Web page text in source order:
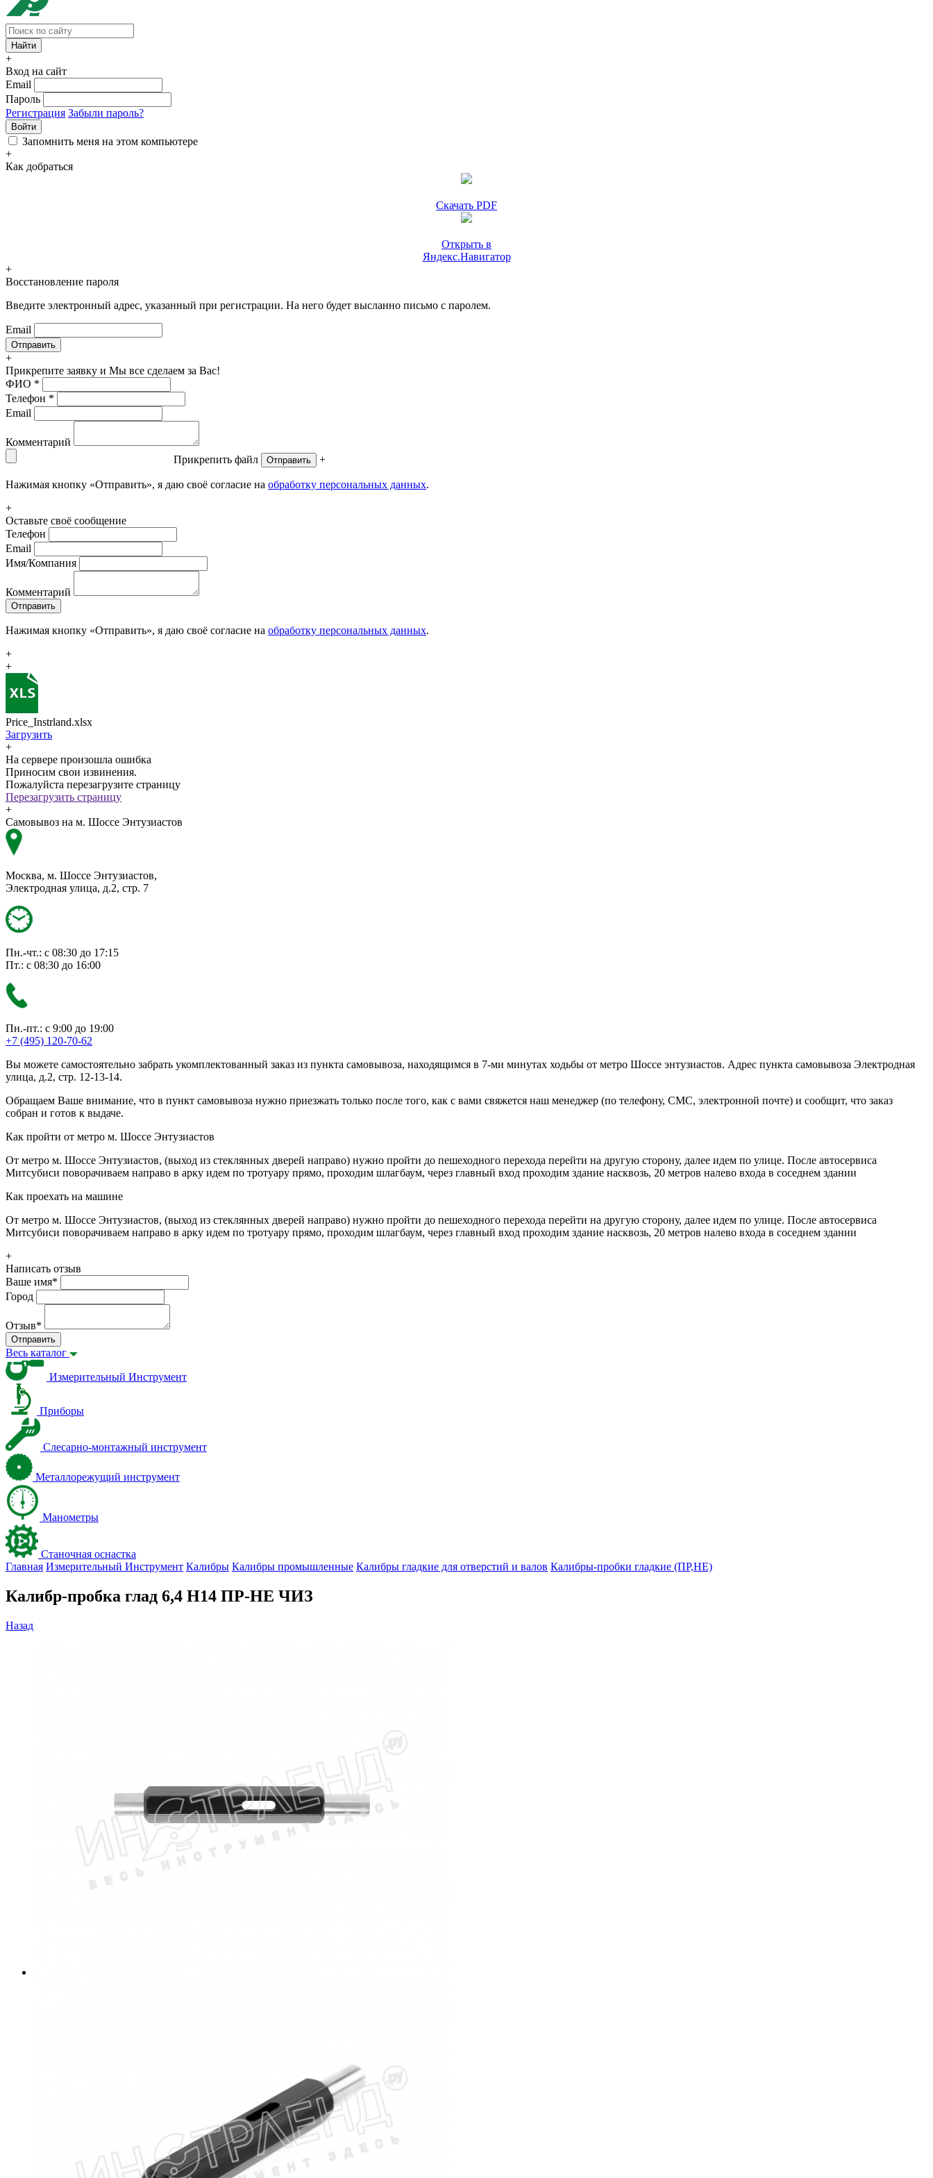
+
Вход на сайт
Email
Пароль
Регистрация Забыли пароль?
Войти
Запомнить меня на этом компьютере
+
Как добраться
Скачать PDF
Открыть в
Яндекс.Навигатор
+
Восстановление пароля
Введите электронный адрес, указанный при регистрации. На него будет высланно письмо с паролем.
Email
+
Прикрепите заявку и Мы все сделаем за Вас!
ФИО *
Телефон *
Email
Комментарий
Прикрепить файл
Отправить +
Нажимая кнопку «Отправить», я даю своё согласие на обработку персональных данных.
+
Оставьте своё сообщение
Телефон
Email
Имя/Компания
Комментарий
Отправить
Нажимая кнопку «Отправить», я даю своё согласие на обработку персональных данных.
+
+
Price_Instrland.xlsx
Загрузить
+
На сервере произошла ошибка
Приносим свои извинения.
Пожалуйста перезагрузите страницу
Перезагрузить страницу
+
Самовывоз на м. Шоссе Энтузиастов
Москва, м. Шоссе Энтузиастов,
Электродная улица, д.2, стр. 7
Пн.-чт.: с 08:30 до 17:15
Пт.: с 08:30 до 16:00
Пн.-пт.: с 9:00 до 19:00
+7 (495) 120-70-62
Вы можете самостоятельно забрать укомплектованный заказ из пункта самовывоза, находящимся в 7-ми минутах ходьбы от метро Шоссе энтузиастов. Адрес пункта самовывоза Электродная
улица, д.2, стр. 12-13-14.
Обращаем Ваше внимание, что в пункт самовывоза нужно приезжать только после того, как с вами свяжется наш менеджер (по телефону, СМС, электронной почте) и сообщит, что заказ
собран и готов к выдаче.
Как пройти от метро м. Шоссе Энтузиастов
От метро м. Шоссе Энтузиастов, (выход из стеклянных дверей направо) нужно пройти до пешеходного перехода перейти на другую сторону, далее идем по улице. После автосервиса
Митсубиси поворачиваем направо в арку идем по тротуару прямо, проходим шлагбаум, через главный вход проходим здание насквозь, 20 метров налево входа в соседнем здании
Как проехать на машине
От метро м. Шоссе Энтузиастов, (выход из стеклянных дверей направо) нужно пройти до пешеходного перехода перейти на другую сторону, далее идем по улице. После автосервиса
Митсубиси поворачиваем направо в арку идем по тротуару прямо, проходим шлагбаум, через главный вход проходим здание насквозь, 20 метров налево входа в соседнем здании
+
Написать отзыв
Ваше имя*
Город
Отзыв*
Отправить
Весь каталог
Измерительный Инструмент
Приборы
Слесарно-монтажный инструмент
Металлорежущий инструмент
Манометры
Станочная оснастка
Главная Измерительный Инструмент Калибры Калибры промышленные Калибры гладкие для отверстий и валов Калибры-пробки гладкие (ПР,НЕ)
Калибр-пробка глад 6,4 H14 ПР-НЕ ЧИЗ
Назад